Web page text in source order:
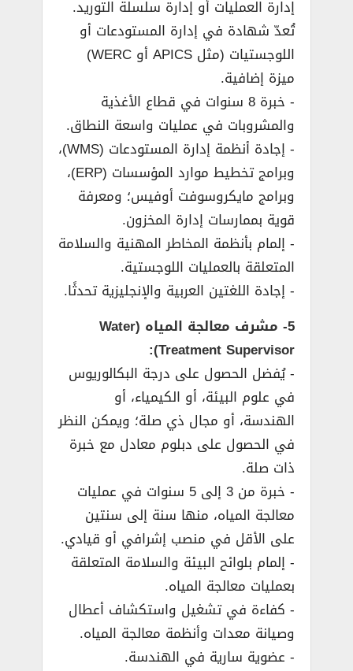
إدارة العمليات أو إدارة سلسلة التوريد.
تُعدّ شهادة في إدارة المستودعات أو
اللوجستيات (مثل APICS أو WERC)
ميزة إضافية.
­- خبرة 8 سنوات في قطاع الأغذية
والمشروبات في عمليات واسعة النطاق.
­- إجادة أنظمة إدارة المستودعات (WMS)،
وبرامج تخطيط موارد المؤسسات (ERP)،
وبرامج مايكروسوفت أوفيس؛ ومعرفة
قوية بممارسات إدارة المخزون.
­- إلمام بأنظمة المخاطر المهنية والسلامة
المتعلقة بالعمليات اللوجستية.
­- إجادة اللغتين العربية والإنجليزية تحدثًا.
5- مشرف معالجة المياه (Water
Treatment Supervisor):
­- يُفضل الحصول على درجة البكالوريوس
في علوم البيئة، أو الكيمياء، أو
الهندسة، أو مجال ذي صلة؛ ويمكن النظر
في الحصول على دبلوم معادل مع خبرة
ذات صلة.
­- خبرة من 3 إلى 5 سنوات في عمليات
معالجة المياه، منها سنة إلى سنتين
على الأقل في منصب إشرافي أو قيادي.
­- إلمام بلوائح البيئة والسلامة المتعلقة
بعمليات معالجة المياه.
­- كفاءة في تشغيل واستكشاف أعطال
وصيانة معدات وأنظمة معالجة المياه.
­- عضوية سارية في الهندسة.